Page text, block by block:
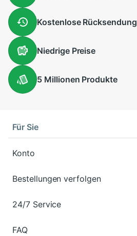
KostenloseRücksendung
NiedrigePreise
5 Millionen Produkte
Für Sie
Konto
Bestellungen verfolgen
24/7 Service
FAQ